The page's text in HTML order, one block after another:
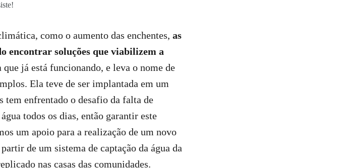
como o aumento das enchentes, as
encontrar soluções que viabilizem a
que já está funcionando, e leva o nome de
Ela teve de ser implantada em um
tem enfrentado o desafio da falta de
todos os dias, então garantir este
um apoio para a realização de um novo
de um sistema de captação da água da
nas casas das comunidades.